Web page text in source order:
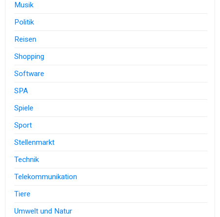
Musik
Politik
Reisen
Shopping
Software
SPA
Spiele
Sport
Stellenmarkt
Technik
Telekommunikation
Tiere
Umwelt und Natur